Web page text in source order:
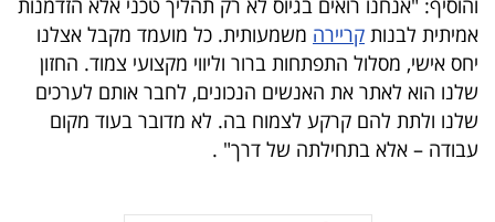
והוסיף: "אנחנו רואים בגיוס לא רק תהליך טכני אלא הזדמנות
אמיתית לבנות קריירה משמעותית. כל מועמד מקבל אצלנו
יחס אישי, מסלול התפתחות ברור וליווי מקצועי צמוד. החזון
שלנו הוא לאתר את האנשים הנכונים, לחבר אותם לערכים
שלנו ולתת להם קרקע לצמוח בה. לא מדובר בעוד מקום
עבודה – אלא בתחילתה של דרך" .